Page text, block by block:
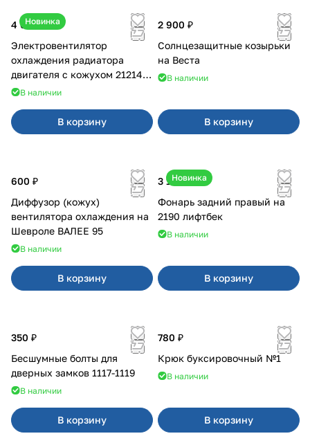
Новинка
4 600 ₽
Электровентилятор
охлаждения радиатора
двигателя с кожухом 21214
2121-21213 ВАЛЕЕ 95
В наличии
В корзину
2 900 ₽
Солнцезащитные козырьки
на Веста
В наличии
В корзину
600 ₽
Диффузор (кожух)
вентилятора охлаждения на
Шевроле ВАЛЕЕ 95
В наличии
В корзину
Новинка
3 100 ₽
Фонарь задний правый на
2190 лифтбек
В наличии
В корзину
350 ₽
Бесшумные болты для
дверных замков 1117-1119
В наличии
В корзину
780 ₽
Крюк буксировочный №1
В наличии
В корзину